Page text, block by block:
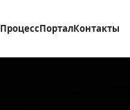
ПроцессПорталКонтакты